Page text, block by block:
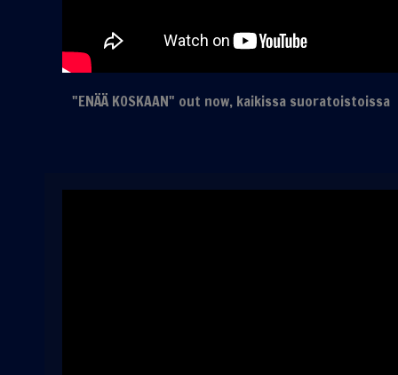
"ENÄÄ KOSKAAN" out now, kaikissa